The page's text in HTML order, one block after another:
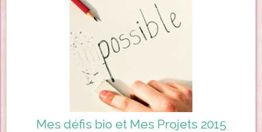
Mes défis bio et Mes Projets 2015